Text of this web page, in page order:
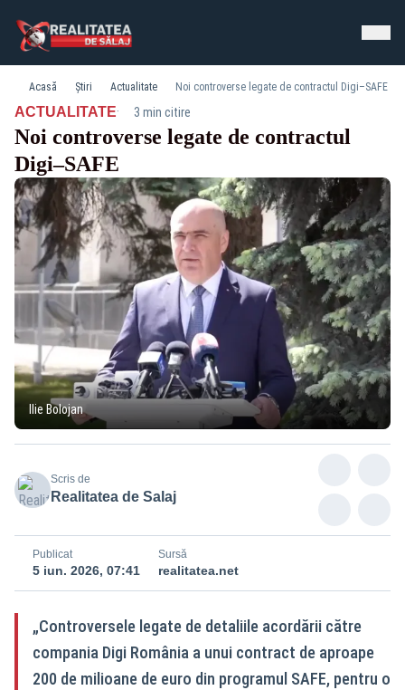
Acasă Știri Actualitate Noi controverse legate de contractul Digi–SAFE
ACTUALITATE· 3 min citire
Noi controverse legate de contractul
Digi–SAFE
Ilie Bolojan
Scris de
Realitatea de Salaj
Publicat
5 iun. 2026, 07:41
Sursă
realitatea.net
„Controversele legate de detaliile acordării către
compania Digi România a unui contract de aproape
200 de milioane de euro din programul SAFE, pentru o